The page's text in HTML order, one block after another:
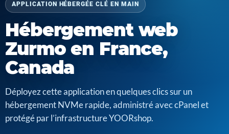
APPLICATION HÉBERGÉE CLÉ EN MAIN
Hébergement web
Zurmo en France,
Canada
Déployez cette application en quelques clics sur un
hébergement NVMe rapide, administré avec cPanel et
protégé par l’infrastructure YOORshop.